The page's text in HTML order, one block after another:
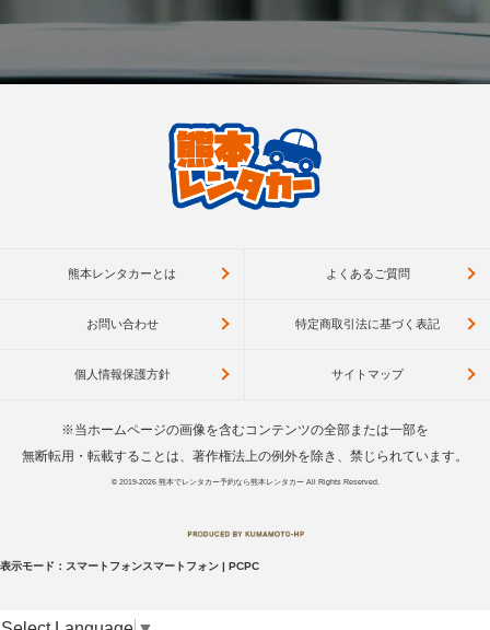
熊本レンタカーとは よくあるご質問
お問い合わせ 特定商取引法に基づく表記
個人情報保護方針 サイトマップ
※当ホームページの画像を含むコンテンツの全部または一部を
無断転用・転載することは、著作権法上の例外を除き、禁じられています。
© 2019-2026 熊本でレンタカー予約なら熊本レンタカーAll Rights Reserved.
表示モード： スマートフォンスマートフォン | PCPC